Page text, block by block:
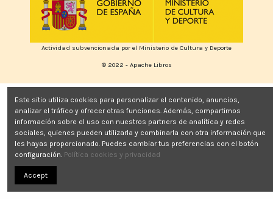
Actividad subvencionada por el Ministerio de Cultura y Deporte
© 2022 - Apache Libros
Este sitio utiliza cookies para personalizar el contenido, anuncios,
analizar el tráfico y ofrecer otras funciones. Además, compartimos
información sobre el uso con nuestros partners de analítica y redes
sociales, quienes pueden utilizarla y combinarla con otra información que
les hayas proporcionado. Puedes cambiar tus preferencias con el botón
configuración. Política cookies y privacidad
Accept